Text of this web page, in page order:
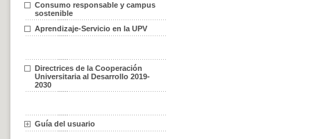
Consumo responsable y campus
sostenible
Aprendizaje-Servicio en la UPV
Directrices de la Cooperación
Universitaria al Desarrollo 2019-
2030
Guía del usuario